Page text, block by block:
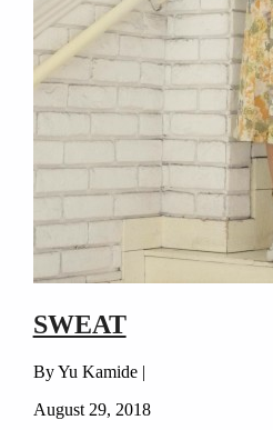
SWEAT
By Yu Kamide |
August 29, 2018